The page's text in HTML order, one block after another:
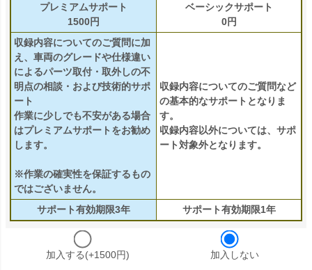
プレミアムサポート
1500円
ベーシックサポート
0円
収録内容についてのご質問に加
え、車両のグレードや仕様違い
によるパーツ取付・取外しの不
明点の相談・および技術的サポ
ート
作業に少しでも不安がある場合
はプレミアムサポートをお勧め
します。
※作業の確実性を保証するもの
ではございません。
収録内容についてのご質問など
の基本的なサポートとなりま
す。
収録内容以外については、サポ
ート対象外となります。
サポート有効期限3年 サポート有効期限1年
加入する(+1500円) 加入しない